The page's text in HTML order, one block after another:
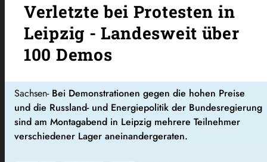
Verletzte bei Protesten in
Leipzig - Landesweit über
100 Demos
Sachsen- Bei Demonstrationen gegen die hohen Preise
und die Russland- und Energiepolitik der Bundesregierung
sind am Montagabend in Leipzig mehrere Teilnehmer
verschiedener Lager aneinandergeraten.